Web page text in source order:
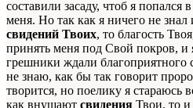
составили засаду, чтоб я попался
меня. Но так как я ничего не знал
свидений Твоих, то благость
принять меня под Свой покров, и
грешники ждали благоприятного
не знаю, как бы так говорит
творится, но поелику я стараюсь
как внушают свидения Твои, то